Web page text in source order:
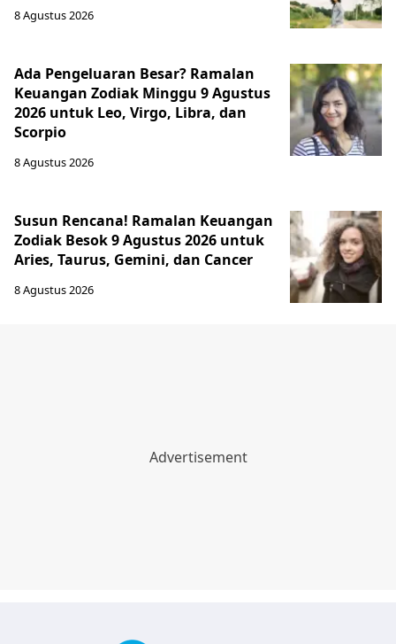
8 Agustus 2026
Ada Pengeluaran Besar? Ramalan
Keuangan Zodiak Minggu 9 Agustus
2026 untuk Leo, Virgo, Libra, dan
Scorpio
8 Agustus 2026
Susun Rencana! Ramalan Keuangan
Zodiak Besok 9 Agustus 2026 untuk
Aries, Taurus, Gemini, dan Cancer
8 Agustus 2026